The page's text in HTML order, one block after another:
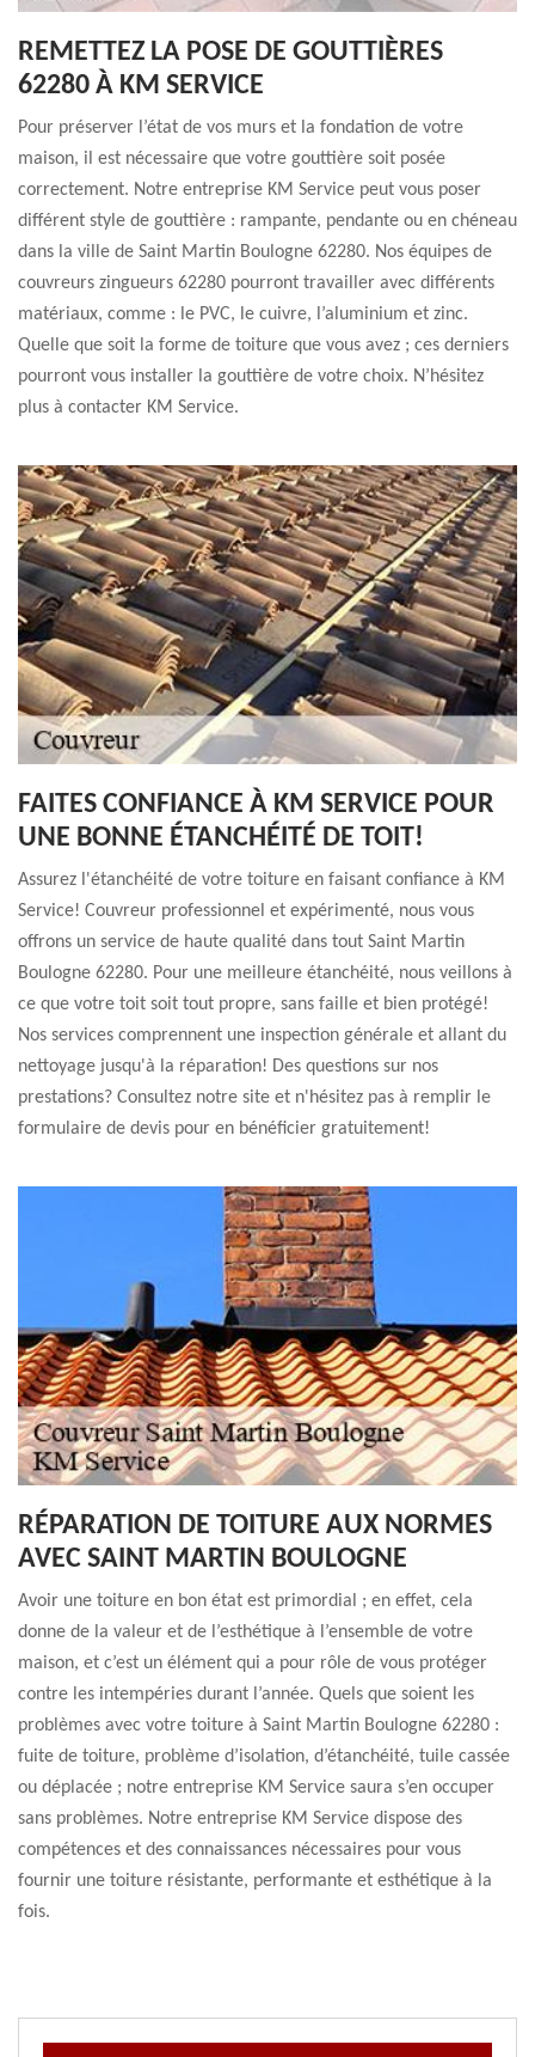
REMETTEZ LA POSE DE GOUTTIÈRES
62280 À KM SERVICE
Pour préserver l’état de vos murs et la fondation de votre
maison, il est nécessaire que votre gouttière soit posée
correctement. Notre entreprise KM Service peut vous poser
différent style de gouttière : rampante, pendante ou en chéneau
dans la ville de Saint Martin Boulogne 62280. Nos équipes de
couvreurs zingueurs 62280 pourront travailler avec différents
matériaux, comme : le PVC, le cuivre, l’aluminium et zinc.
Quelle que soit la forme de toiture que vous avez ; ces derniers
pourront vous installer la gouttière de votre choix. N’hésitez
plus à contacter KM Service.
FAITES CONFIANCE À KM SERVICE POUR
UNE BONNE ÉTANCHÉITÉ DE TOIT!
Assurez l'étanchéité de votre toiture en faisant confiance à KM
Service! Couvreur professionnel et expérimenté, nous vous
offrons un service de haute qualité dans tout Saint Martin
Boulogne 62280. Pour une meilleure étanchéité, nous veillons à
ce que votre toit soit tout propre, sans faille et bien protégé!
Nos services comprennent une inspection générale et allant du
nettoyage jusqu'à la réparation! Des questions sur nos
prestations? Consultez notre site et n'hésitez pas à remplir le
formulaire de devis pour en bénéficier gratuitement!
RÉPARATION DE TOITURE AUX NORMES
AVEC SAINT MARTIN BOULOGNE
Avoir une toiture en bon état est primordial ; en effet, cela
donne de la valeur et de l’esthétique à l’ensemble de votre
maison, et c’est un élément qui a pour rôle de vous protéger
contre les intempéries durant l’année. Quels que soient les
problèmes avec votre toiture à Saint Martin Boulogne 62280 :
fuite de toiture, problème d’isolation, d’étanchéité, tuile cassée
ou déplacée ; notre entreprise KM Service saura s’en occuper
sans problèmes. Notre entreprise KM Service dispose des
compétences et des connaissances nécessaires pour vous
fournir une toiture résistante, performante et esthétique à la
fois.